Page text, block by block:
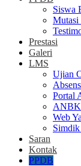
Siswa
Mutasi
Prestasi
Galeri
LMS
Ujian
Portal
ANBK
Web
Saran
Kontak
PPDB